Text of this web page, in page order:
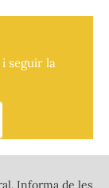
seguir la
Informa de les